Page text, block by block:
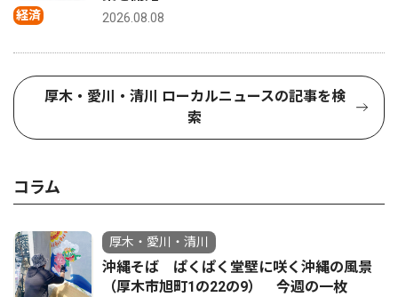
経済 2026.08.08
厚木・愛川・清川 ローカルニュースの記事を検
索
コラム
厚木・愛川・清川
沖縄そば ぱくぱく堂壁に咲く沖縄の風景
（厚木市旭町1の22の9） 今週の一枚